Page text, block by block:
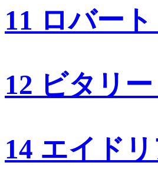
11 ロバー
12 ビタリ
14 エイド